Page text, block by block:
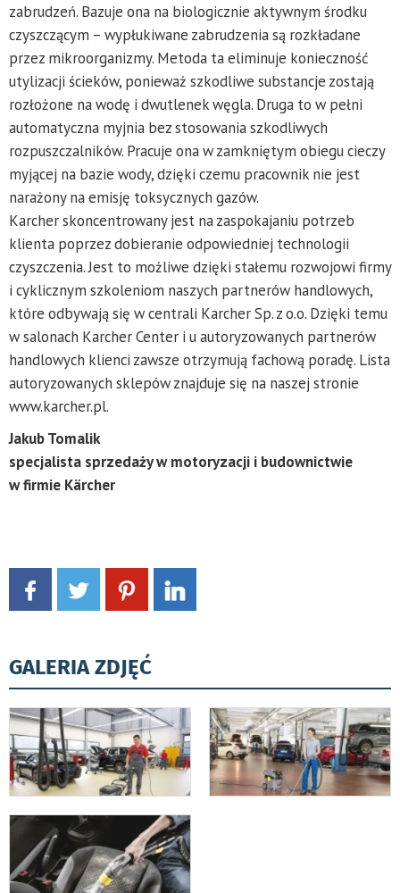
zabrudzeń. Bazuje ona na biologicznie aktywnym środku
czyszczącym – wypłukiwane zabrudzenia są rozkładane
przez mikroorganizmy. Metoda ta eliminuje konieczność
utylizacji ścieków, ponieważ szkodliwe substancje zostają
rozłożone na wodę i dwutlenek węgla. Druga to w pełni
automatyczna myjnia bez stosowania szkodliwych
rozpuszczalników. Pracuje ona w zamkniętym obiegu cieczy
myjącej na bazie wody, dzięki czemu pracownik nie jest
narażony na emisję toksycznych gazów.
Karcher skoncentrowany jest na zaspokajaniu potrzeb
klienta poprzez dobieranie odpowiedniej technologii
czyszczenia. Jest to możliwe dzięki stałemu rozwojowi firmy
i cyklicznym szkoleniom naszych partnerów handlowych,
które odbywają się w centrali Karcher Sp. z o.o. Dzięki temu
w salonach Karcher Center i u autoryzowanych partnerów
handlowych klienci zawsze otrzymują fachową poradę. Lista
autoryzowanych sklepów znajduje się na naszej stronie
www.karcher.pl.
Jakub Tomalik
specjalista sprzedaży w motoryzacji i budownictwie
w firmie Kärcher
GALERIA ZDJĘĆ